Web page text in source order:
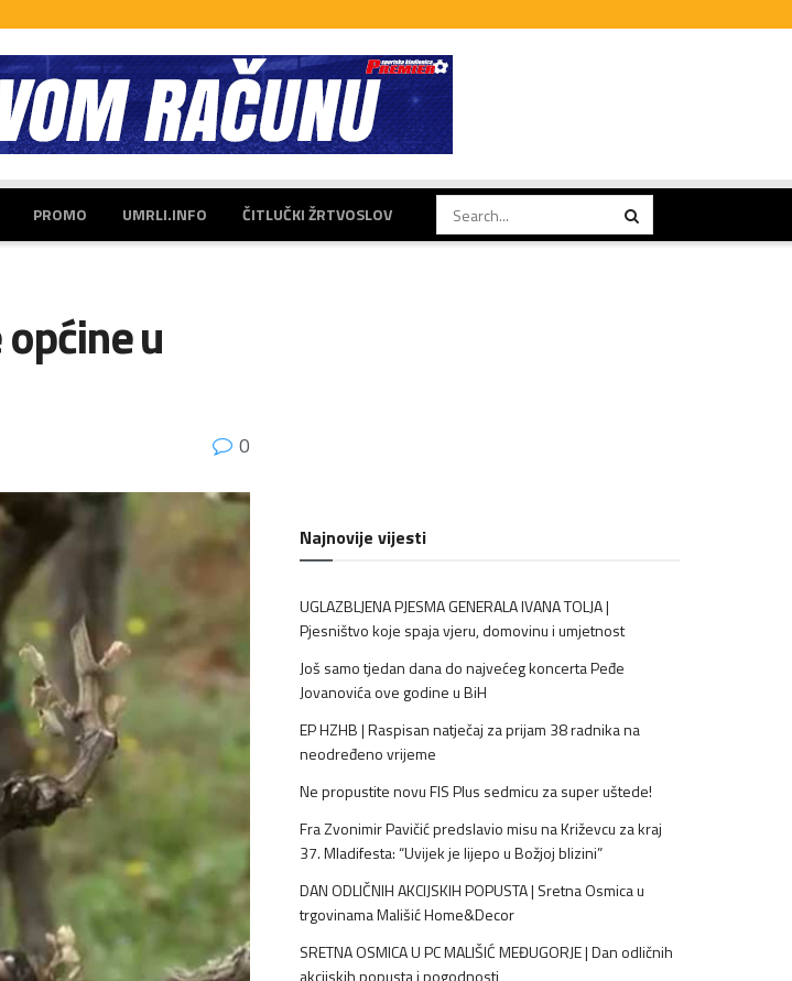
PROMO UMRLI.INFO ČITLUČKI ŽRTVOSLOV
u
0
Najnovije vijesti
UGLAZBLJENA PJESMA GENERALA IVANA TOLJA |
Pjesništvo koje spaja vjeru, domovinu i umjetnost
Još samo tjedan dana do najvećeg koncerta Peđe
Jovanovića ove godine u BiH
EP HZHB | Raspisan natječaj za prijam 38 radnika na
neodređeno vrijeme
Ne propustite novu FIS Plus sedmicu za super uštede!
Fra Zvonimir Pavičić predslavio misu na Križevcu za kraj
37. Mladifesta: “Uvijek je lijepo u Božjoj blizini”
DAN ODLIČNIH AKCIJSKIH POPUSTA | Sretna Osmica u
trgovinama Mališić Home&Decor
SRETNA OSMICA U PC MALIŠIĆ MEĐUGORJE | Dan odličnih
akcijskih popusta i pogodnosti